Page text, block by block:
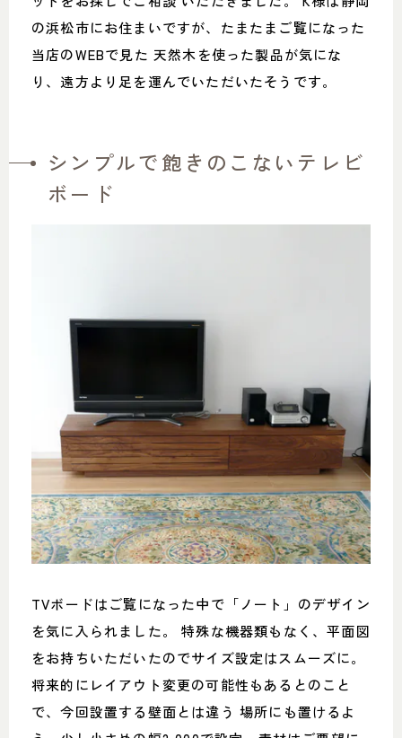
の浜松市にお住まいですが、たまたまご覧になった
当店のWEBで見た 天然木を使った製品が気にな
り、遠方より足を運んでいただいたそうです。
シンプルで飽きのこないテレビ
ボード
TVボードはご覧になった中で「ノート」のデザイン
を気に入られました。 特殊な機器類もなく、平面図
をお持ちいただいたのでサイズ設定はスムーズに。
将来的にレイアウト変更の可能性もあるとのこと
で、今回設置する壁面とは違う 場所にも置けるよ